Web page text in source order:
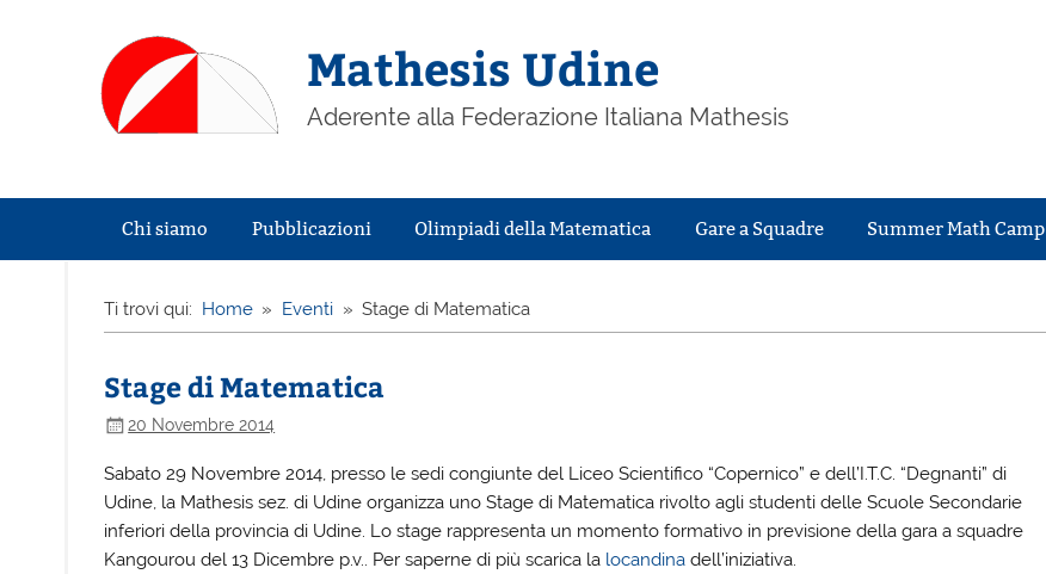
Mathesis Udine
Aderente alla Federazione Italiana Mathesis
Chi siamo Pubblicazioni Olimpiadi della Matematica Gare a Squadre Summer Math Camp
Ti trovi qui: Home Eventi Stage di Matematica
Stage di Matematica
20 Novembre 2014
Sabato 29 Novembre 2014, presso le sedi congiunte del Liceo Scientifico “Copernico” e dell’I.T.C. “Degnanti” di
Udine, la Mathesis sez. di Udine organizza uno Stage di Matematica rivolto agli studenti delle Scuole Secondarie
inferiori della provincia di Udine. Lo stage rappresenta un momento formativo in previsione della gara a squadre
Kangourou del 13 Dicembre p.v.. Per saperne di più scarica la locandina dell’iniziativa.